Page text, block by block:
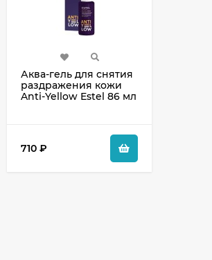
Аква-гель для снятия
раздражения кожи
Anti-Yellow Estel 86 мл
710 ₽